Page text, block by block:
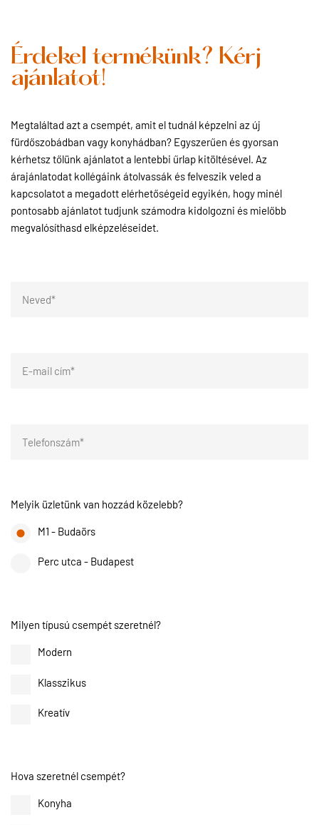
Érdekel termékünk? Kérj
ajánlatot!
Megtaláltad azt a csempét, amit el tudnál képzelni az új
fürdőszobádban vagy konyhádban? Egyszerűen és gyorsan
kérhetsz tőlünk ajánlatot a lentebbi űrlap kitöltésével. Az
árajánlatodat kollégáink átolvassák és felveszik veled a
kapcsolatot a megadott elérhetőségeid egyikén, hogy minél
pontosabb ajánlatot tudjunk számodra kidolgozni és mielőbb
megvalósíthasd elképzeléseidet.
Melyik üzletünk van hozzád közelebb?
M1 - Budaörs
Perc utca - Budapest
Milyen típusú csempét szeretnél?
Modern
Klasszikus
Kreatív
Hova szeretnél csempét?
Konyha